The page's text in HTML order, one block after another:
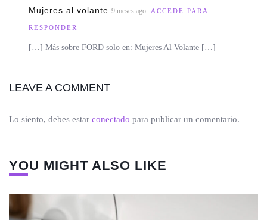
Mujeres al volante 9 meses ago ACCEDE PARA
RESPONDER
[…] Más sobre FORD solo en: Mujeres Al Volante […]
LEAVE A COMMENT
Lo siento, debes estar conectado para publicar un comentario.
YOU MIGHT ALSO LIKE